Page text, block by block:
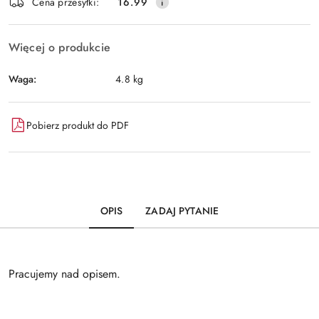
dostawa
Więcej o produkcie
Waga: 4.8 kg
Pobierz produkt do PDF
OPIS ZADAJ PYTANIE
Pracujemy nad opisem.